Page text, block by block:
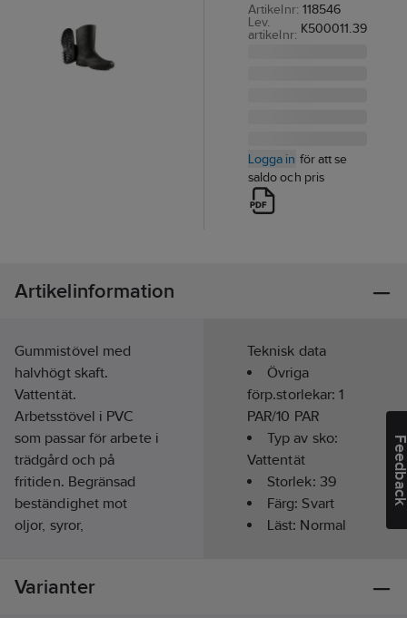
Artikelnr: 118546
Lev.
artikelnr: K500011.39
Logga in för att se
saldo och pris
Artikelinformation
Gummistövel med
halvhögt skaft.
Vattentät.
Arbetsstövel i PVC
som passar för arbete i
trädgård och på
fritiden. Begränsad
beständighet mot
oljor, syror,
och diverse
Teknisk data
Övriga
förp.storlekar:1
PAR/10 PAR
Typ av sko:
Vattentät
Storlek: 39
Färg:Svart
Läst: Normal
Varianter